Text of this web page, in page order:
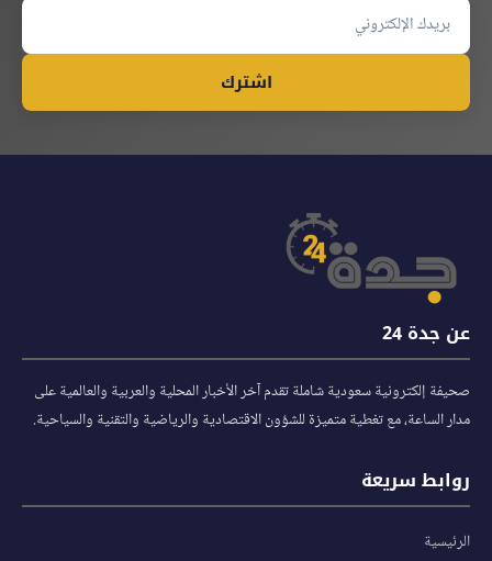
اشترك
عن جدة 24
صحيفة إلكترونية سعودية شاملة تقدم آخر الأخبار المحلية والعربية والعالمية على
مدار الساعة، مع تغطية متميزة للشؤون الاقتصادية والرياضية والتقنية والسياحية.
روابط سريعة
الرئيسية